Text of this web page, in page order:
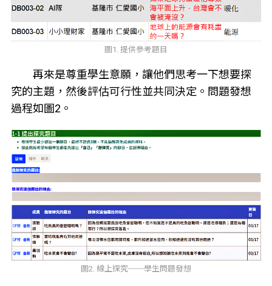
圖1. 提供參考題目
再來是尊重學生意願，讓他們思考一下想要探
究的主題，然後評估可行性並共同決定。問題發想
過程如圖2。
圖2. 線上探究──學生問題發想